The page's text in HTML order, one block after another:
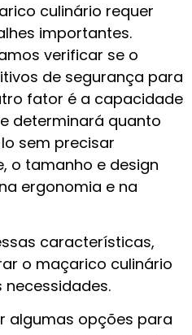
culinário requer
importantes.
verificar se o
de segurança para
fator é a capacidade
determinará quanto
sem precisar
o tamanho e design
ergonomia e na
características,
o maçarico culinário
algumas opções para